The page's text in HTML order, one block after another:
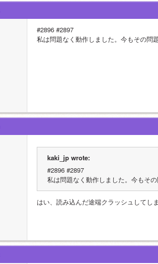
#2896 #2897
私は問題なく動作しました。今もその問
kaki_jp wrote:
#2896 #2897
私は問題なく動作しました。今もその
はい、読み込んだ途端クラッシュしてし